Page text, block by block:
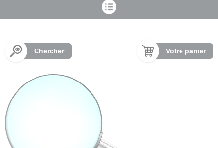
Chercher Votre panier